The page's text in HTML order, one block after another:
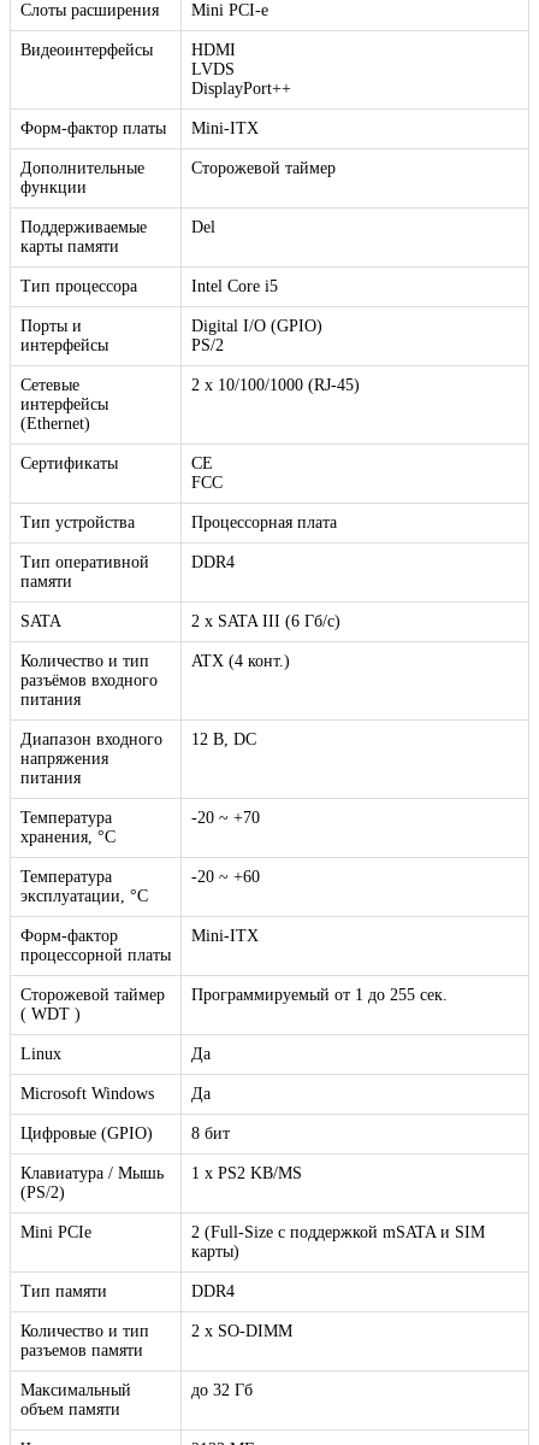
Слоты расширения Mini PCI-e
Видеоинтерфейсы
HDMI
LVDS
DisplayPort++
Форм-фактор платы Mini-ITX
Дополнительные
функции
Сторожевой таймер
Поддерживаемые
карты памяти
Del
Тип процессора Intel Core i5
Порты и
интерфейсы
Digital I/O (GPIO)
PS/2
Сетевые
интерфейсы
(Ethernet)
2 x 10/100/1000 (RJ-45)
Сертификаты
CE
FCC
Тип устройства Процессорная плата
Тип оперативной
памяти
DDR4
SATA 2 х SATA III (6 Гб/с)
Количество и тип
разъёмов входного
питания
ATX (4 конт.)
Диапазон входного
напряжения
питания
12 В, DC
Температура
хранения, °C
-20 ~ +70
Температура
эксплуатации, °C
-20 ~ +60
Форм-фактор
процессорной платы
Mini-ITX
Сторожевой таймер
( WDT )
Программируемый от 1 до 255 сек.
Linux Да
Microsoft Windows Да
Цифровые (GPIO) 8 бит
Клавиатура / Мышь
(PS/2)
1 х PS2 KB/MS
Mini PCIe
2 (Full-Size c поддержкой mSATA и SIM
карты)
Тип памяти DDR4
Количество и тип
разъемов памяти
2 x SO-DIMM
Максимальный
объем памяти
до 32 Гб